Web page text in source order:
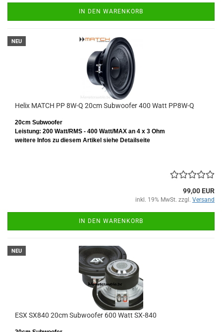
IN DEN WARENKORB
NEU
Helix MATCH PP 8W-Q 20cm Subwoofer 400 Watt PP8W-Q
20cm Subwoofer
Leistung: 200 Watt/RMS - 400 Watt/MAX an 4 x 3 Ohm
weitere Infos zu diesem Artikel siehe Detailseite
99,00 EUR
inkl. 19% MwSt. zzgl. Versand
IN DEN WARENKORB
NEU
ESX SX840 20cm Subwoofer 600 Watt SX-840